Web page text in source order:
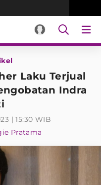
Laku Terjual
Indra
| 15:30 WIB
Pratama